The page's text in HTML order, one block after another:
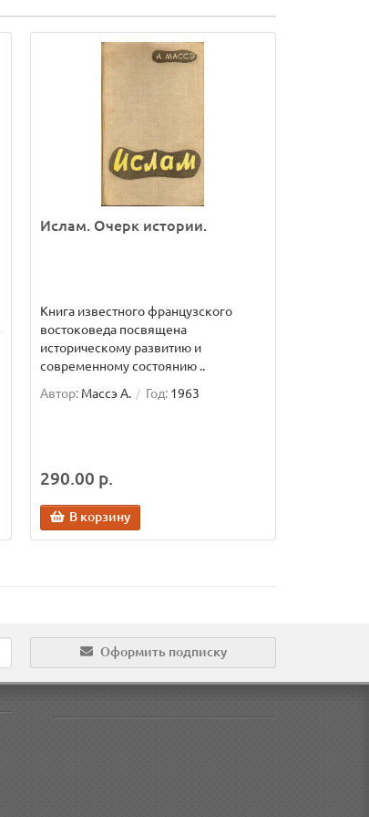
Ислам. Очерк истории.
Книга известного французского
востоковеда посвящена
историческому развитию и
современному состоянию ..
Автор: Массэ А. Год: 1963
290.00 р.
В корзину
Оформить подписку